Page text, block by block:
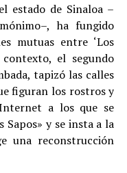
estado de Sinaloa –
ha fungido
mutuas entre ‘Los
contexto, el segundo
tapizó las calles
figuran los rostros y
a los que se
y se insta a la
una reconstrucción